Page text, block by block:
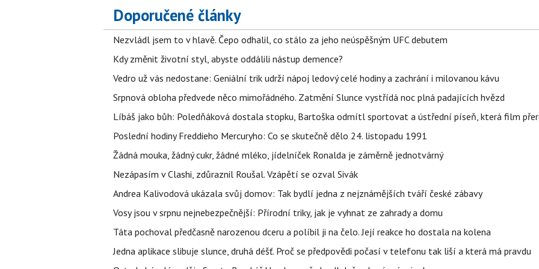
Doporučené články
Nezvládl jsem to v hlavě. Čepo odhalil, co stálo za jeho neúspěšným UFC debutem
Kdy změnit životní styl, abyste oddálili nástup demence?
Vedro už vás nedostane: Geniální trik udrží nápoj ledový celé hodiny a zachrání i milovanou kávu
Srpnová obloha předvede něco mimořádného. Zatmění Slunce vystřídá noc plná padajících hvězd
Líbáš jako bůh: Poledňáková dostala stopku, Bartoška odmítl sportovat a ústřední píseň, která film
Poslední hodiny Freddieho Mercuryho: Co se skutečně dělo 24. listopadu 1991
Žádná mouka, žádný cukr, žádné mléko, jídelníček Ronalda je záměrně jednotvárný
Nezápasím v Clashi, zdůraznil Roušal. Vzápětí se ozval Sivák
Andrea Kalivodová ukázala svůj domov: Tak bydlí jedna z nejznámějších tváří české zábavy
Vosy jsou v srpnu nejnebezpečnější: Přírodní triky, jak je vyhnat ze zahrady a domu
Táta pochoval předčasně narozenou dceru a políbil ji na čelo. Její reakce ho dostala na kolena
Jedna aplikace slibuje slunce, druhá déšť. Proč se předpovědi počasí v telefonu tak liší a která má pravdu